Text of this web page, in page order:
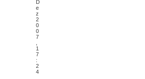
D
e
z
2
0
0
7
1
7
:
2
4